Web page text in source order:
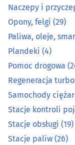
Plandeki (4)
Pomoc drogowa
Regeneracja
Samochody
Stacje kontroli
Stacje obsługi(19)
Naczepy i
Opony, felgi (29)
Paliwa, oleje,
Plandeki (4)
Pomoc drogowa
Regeneracja
Samochody
Stacje kontroli
Stacje obsługi (19)
Stacje paliw (26)